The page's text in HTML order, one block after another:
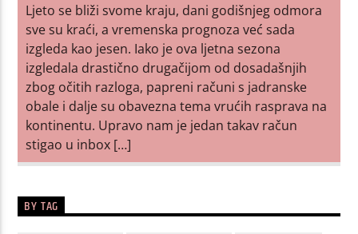
Ljeto se bliži svome kraju, dani godišnjeg odmora
sve su kraći, a vremenska prognoza već sada
izgleda kao jesen. Iako je ova ljetna sezona
izgledala drastično drugačijom od dosadašnjih
zbog očitih razloga, papreni računi s jadranske
obale i dalje su obavezna tema vrućih rasprava na
kontinentu. Upravo nam je jedan takav račun
stigao u inbox […]
BY TAG